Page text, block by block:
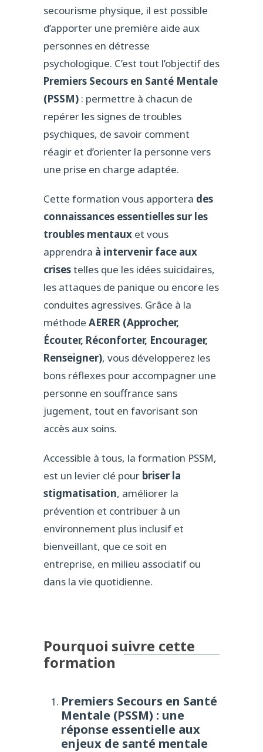
secourisme physique, il est possible
d’apporter une première aide aux
personnes en détresse
psychologique. C’est tout l’objectif des
Premiers Secours en Santé Mentale
(PSSM) : permettre à chacun de
repérer les signes de troubles
psychiques, de savoir comment
réagir et d’orienter la personne vers
une prise en charge adaptée.
Cette formation vous apportera des
connaissances essentielles sur les
troubles mentaux et vous
apprendra à intervenir face aux
crisestelles que les idées suicidaires,
les attaques de panique ou encore les
conduites agressives. Grâce à la
méthode AERER (Approcher,
Écouter, Réconforter, Encourager,
Renseigner), vous développerez les
bons réflexes pour accompagner une
personne en souffrance sans
jugement, tout en favorisant son
accès aux soins.
Accessible à tous, la formation PSSM,
est un levier clé pour briser la
stigmatisation, améliorer la
prévention et contribuer à un
environnement plus inclusif et
bienveillant, que ce soit en
entreprise, en milieu associatif ou
dans la vie quotidienne.
Pourquoi suivre cette
formation
Premiers Secours en Santé
Mentale (PSSM) : une
réponse essentielle aux
enjeux de santé mentale